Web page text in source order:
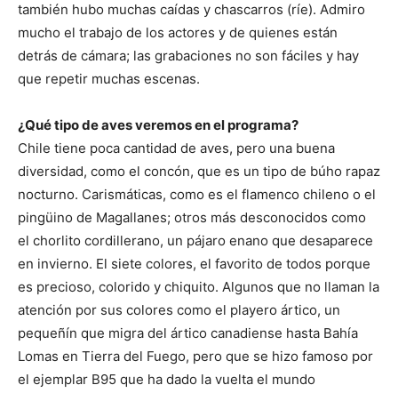
también hubo muchas caídas y chascarros (ríe). Admiro
mucho el trabajo de los actores y de quienes están
detrás de cámara; las grabaciones no son fáciles y hay
que repetir muchas escenas.
¿Qué tipo de aves veremos en el programa?
Chile tiene poca cantidad de aves, pero una buena
diversidad, como el concón, que es un tipo de búho rapaz
nocturno. Carismáticas, como es el flamenco chileno o el
pingüino de Magallanes; otros más desconocidos como
el chorlito cordillerano, un pájaro enano que desaparece
en invierno. El siete colores, el favorito de todos porque
es precioso, colorido y chiquito. Algunos que no llaman la
atención por sus colores como el playero ártico, un
pequeñín que migra del ártico canadiense hasta Bahía
Lomas en Tierra del Fuego, pero que se hizo famoso por
el ejemplar B95 que ha dado la vuelta el mundo